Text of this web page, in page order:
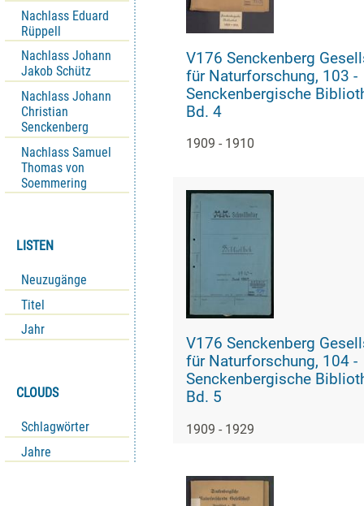
Nachlass Eduard
Rüppell
Nachlass Johann
Jakob Schütz
Nachlass Johann
Christian
Senckenberg
Nachlass Samuel
Thomas von
Soemmering
LISTEN
Neuzugänge
Titel
Jahr
CLOUDS
Schlagwörter
Jahre
V176 Senckenberg
für Naturforschung, 103 -
Senckenbergische
Bd. 4
1909 - 1910
V176 Senckenberg
für Naturforschung, 104 -
Senckenbergische
Bd. 5
1909 - 1929